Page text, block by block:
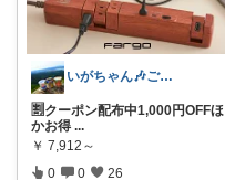
いがちゃん🎶ご購入感謝です🎶
🈹クーポン配布中1,000円OFFほ
かお得 ...
￥ 7,912～
0 0 26